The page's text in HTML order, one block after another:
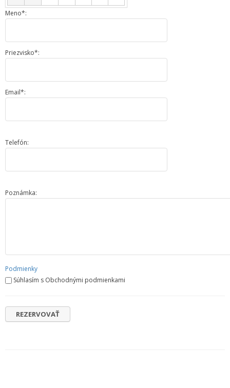
Meno*:
Priezvisko*:
Email*:
Telefón:
Poznámka:
Podmienky
Súhlasím s Obchodnými podmienkami